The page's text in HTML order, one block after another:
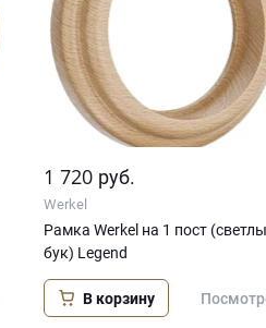
1 720 руб.
Werkel
Рамка Werkel на 1 пост
бук) Legend
В корзину